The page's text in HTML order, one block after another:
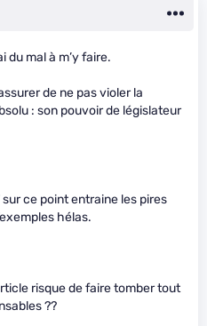
du mal à m’y faire.
de ne pas violer la
: son pouvoir de législateur
sur ce point entraine les pires
hélas.
risque de faire tomber tout
??